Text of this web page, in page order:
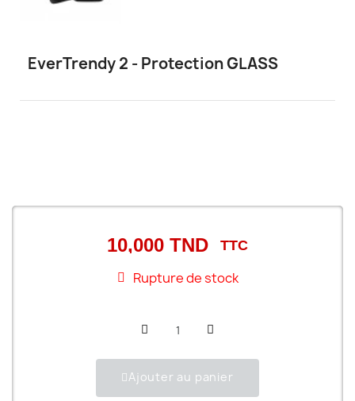
EverTrendy 2 - Protection GLASS
10,000 TND TTC
Rupture de stock
Ajouter au panier